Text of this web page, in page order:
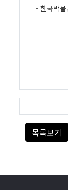
- 한국박
목록보기